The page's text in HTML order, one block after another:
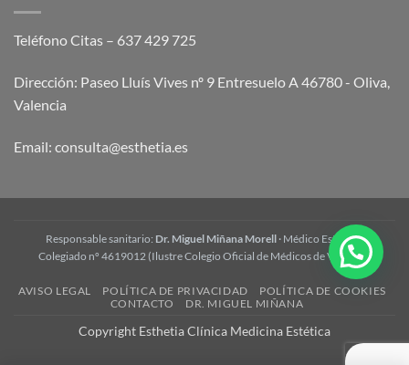
Teléfono Citas – 637 429 725
Dirección: Paseo Lluís Vives nº 9 Entresuelo A 46780 - Oliva,
Valencia
Email: consulta@esthetia.es
Responsable sanitario: Dr. Miguel Miñana Morell· Médico Estético ·
Colegiado nº 4619012 (Ilustre Colegio Oficial de Médicos de Valencia)
AVISO LEGAL POLÍTICA DE PRIVACIDAD
POLÍTICA DE COOKIES
CONTACTO
DR. MIGUEL MIÑANA
Copyright Esthetia Clínica Medicina Estética